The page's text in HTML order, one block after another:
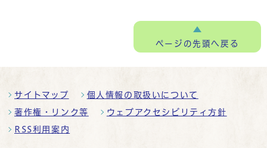
ページの先頭へ戻る
サイトマップ 個人情報の取扱いについて
著作権・リンク等 ウェブアクセシビリティ方針
RSS利用案内